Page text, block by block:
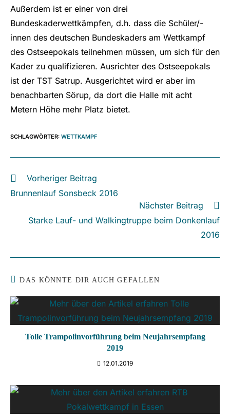
Außerdem ist er einer von drei
Bundeskaderwettkämpfen, d.h. dass die Schüler/-
innen des deutschen Bundeskaders am Wettkampf
des Ostseepokals teilnehmen müssen, um sich für den
Kader zu qualifizieren. Ausrichter des Ostseepokals
ist der TST Satrup. Ausgerichtet wird er aber im
benachbarten Sörup, da dort die Halle mit acht
Metern Höhe mehr Platz bietet.
SCHLAGWÖRTER: WETTKAMPF
Weitere
ansehen
Vorheriger Beitrag
Brunnenlauf Sonsbeck 2016
Nächster Beitrag
Starke Lauf- und Walkingtruppe beim Donkenlauf
2016
DAS KÖNNTE DIR AUCH GEFALLEN
Tolle Trampolinvorführung beim Neujahrsempfang
2019
12.01.2019